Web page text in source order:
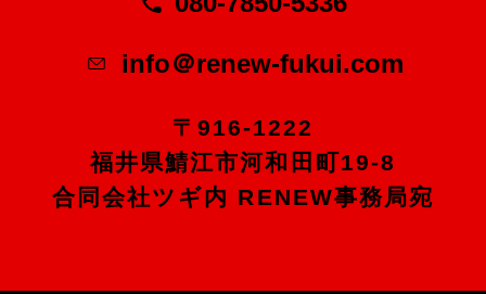
info＠renew-fukui.com
〒916-1222
福井県鯖江市河和田町19-8
合同会社ツギ内 RENEW事務局宛